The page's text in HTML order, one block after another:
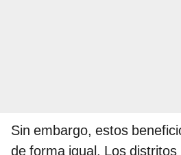
Sin embargo, estos
de forma igual. Los